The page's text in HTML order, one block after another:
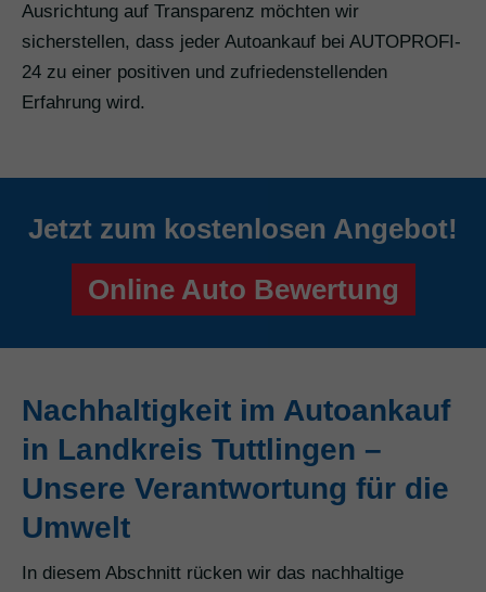
Ausrichtung auf Transparenz möchten wir
sicherstellen, dass jeder Autoankauf bei AUTOPROFI-
24 zu einer positiven und zufriedenstellenden
Erfahrung wird.
Jetzt zum kostenlosen Angebot!
Online Auto Bewertung
Nachhaltigkeit im Autoankauf
in Landkreis Tuttlingen –
Unsere Verantwortung für die
Umwelt
In diesem Abschnitt rücken wir das nachhaltige